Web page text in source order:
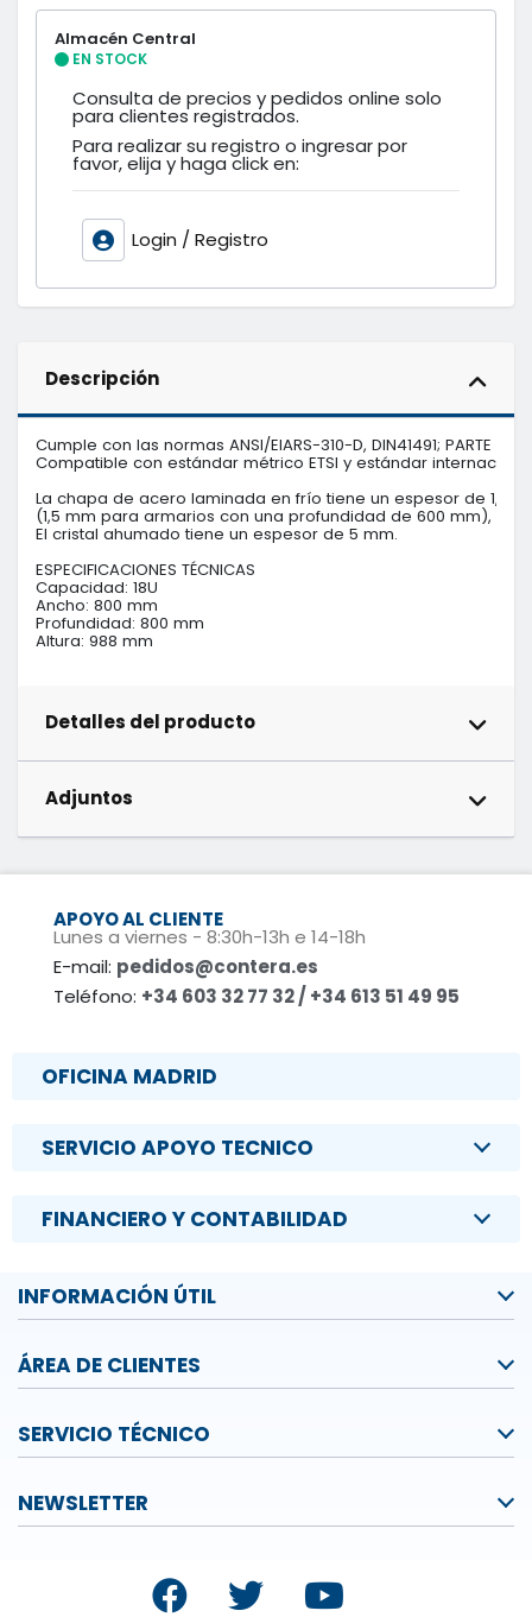
Almacén Central
EN STOCK
Consulta de precios y pedidos online solo
para clientes registrados.
Para realizar su registro o ingresar por
favor, elija y haga click en:
Login / Registro
Descripción
Cumple con las normas ANSI/EIARS-310-D, DIN41491; PARTE 1,
Compatible con estándar métrico ETSI y estándar
La chapa de acero laminada en frío tiene un espesor de 1,2
(1,5 mm para armarios con una profundidad de 600 mm), 1,2
El cristal ahumado tiene un espesor de 5 mm.
ESPECIFICACIONES TÉCNICAS
Capacidad: 18U
Ancho: 800 mm
Profundidad: 800 mm
Altura: 988 mm
Detalles del producto
Adjuntos
APOYO AL CLIENTE
Lunes a viernes - 8:30h-13h e 14-18h
E-mail: pedidos@contera.es
Teléfono: +34 603 32 77 32 / +34 613 51 49 95
OFICINA MADRID
SERVICIO APOYO TECNICO
FINANCIERO Y CONTABILIDAD
INFORMACIÓN ÚTIL
ÁREA DE CLIENTES
SERVICIO TÉCNICO
NEWSLETTER